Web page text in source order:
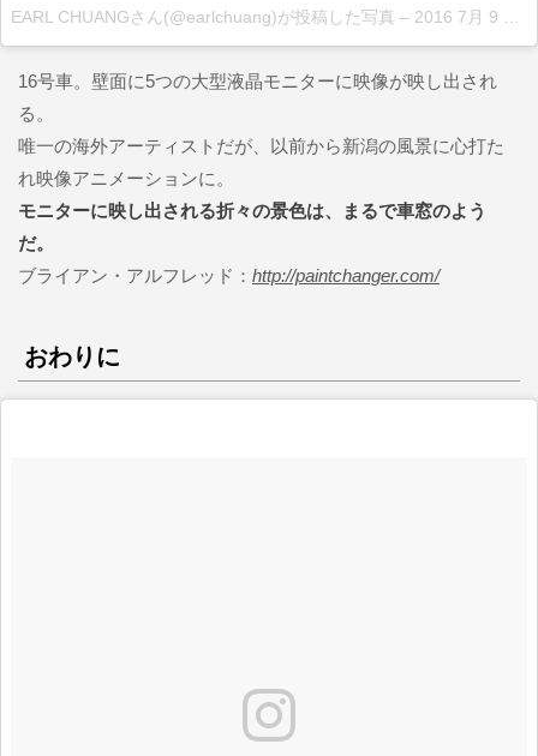
EARL CHUANGさん(@earlchuang)が投稿した写真 – 2016 7月 9 11:55午後 PDT
16号車。壁面に5つの大型液晶モニターに映像が映し出され
る。
唯一の海外アーティストだが、以前から新潟の風景に心打た
れ映像アニメーションに。
モニターに映し出される折々の景色は、まるで車窓のよう
だ。
ブライアン・アルフレッド： http://paintchanger.com/
おわりに